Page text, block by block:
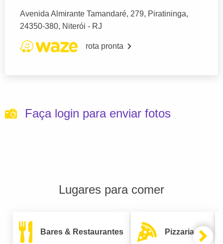
Avenida Almirante Tamandaré, 279, Piratininga,
24350-380, Niterói - RJ
rota pronta
Faça login para enviar fotos
Lugares para comer
Bares & Restaurantes Pizzarias